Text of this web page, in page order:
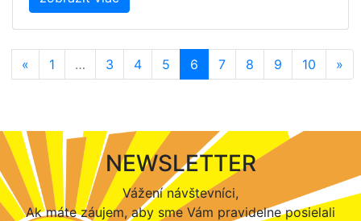
« 1 … 3 4 5 6 7 8 9 10 »
NEWSLETTER
Vážení návštevníci,
Ak máte záujem, aby sme Vám pravidelne posielali